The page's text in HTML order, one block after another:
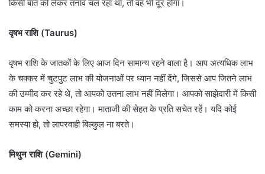
किसी बात को लेकर तनाव चल रहा था, तो वह भी दूर होगा।
वृषभ राशि (Taurus)
वृषभ राशि के जातकों के लिए आज दिन सामान्य रहने वाला है। आप अत्यधिक लाभ
के चक्कर में चुटपुट लाभ की योजनाओं पर ध्यान नहीं देंगे, जिससे आप जितने लाभ
की उम्मीद कर रहे थे, तो आपको उतना लाभ नहीं मिलेगा। आपको साझेदारी में किसी
काम को करना अच्छा रहेगा। माताजी की सेहत के प्रति सचेत रहें। यदि कोई
समस्या हो, तो लापरवाही बिल्कुल ना बरते।
मिथुन राशि (Gemini)